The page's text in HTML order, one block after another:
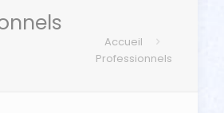
Accueil
Professionnels